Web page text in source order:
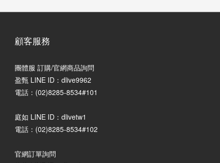
顧客服務
團體服 訂購/官網商品詢問
盈甄 LINE ID：dlive9962
電話：(02)8285-8534#101
庭如 LINE ID：dlivetw1
電話：(02)8285-8534#102
官網訂單詢問